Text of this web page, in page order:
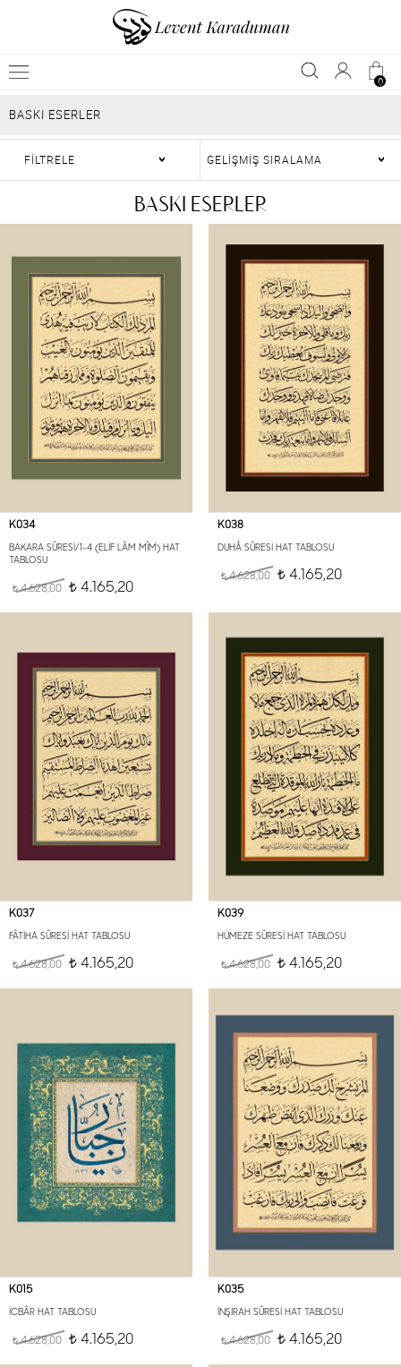
0
BASKI ESERLER
FİLTRELE
BASKI ESERLER
K034
BAKARA SÛRESİ/1-4 (ELİF LÂM MÎM) HAT
TABLOSU
t4.628,00 t 4.165,20
K038
DUHÂ SÛRESİ HAT TABLOSU
t4.628,00 t4.165,20
K037
FÂTİHA SÛRESİ HAT TABLOSU
t4.628,00 t 4.165,20
K039
HÜMEZE SÛRESİ HAT TABLOSU
t4.628,00 t4.165,20
K015
İCBÂR HAT TABLOSU
t4.628,00 t 4.165,20
K035
İNŞİRAH SÛRESİ HAT TABLOSU
t4.628,00 t4.165,20